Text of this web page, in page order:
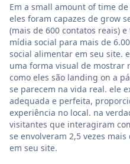
Em a small amount of time
eles foram capazes de grow
(mais de 600 contatos reais)
mídia social para mais de
social alimentar em seu site.
uma forma visual de mostrar
como eles são landing on a
se parecem na vida real. ele
adequada e perfeita,
experiência no local. na
visitantes que interagiram
se envolveram 2,5 vezes
em seu site.